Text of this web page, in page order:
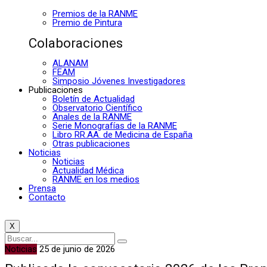
Premios de la RANME
Premio de Pintura
Colaboraciones
ALANAM
FEAM
Simposio Jóvenes Investigadores
Publicaciones
Boletín de Actualidad
Observatorio Científico
Anales de la RANME
Serie Monografías de la RANME
Libro RR.AA. de Medicina de España
Otras publicaciones
Noticias
Noticias
Actualidad Médica
RANME en los medios
Prensa
Contacto
X
Noticias 25 de junio de 2026